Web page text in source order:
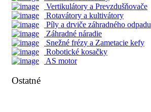
Vertikulátory a Prevzdušňovače
Rotavátory a kultivátory
Píly a drviče záhradného odpadu
Záhradné náradie
Snežné frézy a Zametacie kefy
Robotické kosačky
AS motor
Ostatné
RX Séria
PX Séria
UTV Séria
Nakladače Multione
Séria 1
Séria 4